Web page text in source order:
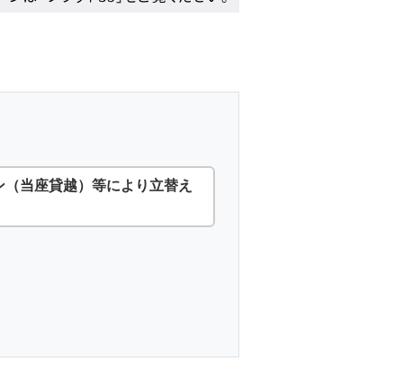
当座貸越）等により立替え